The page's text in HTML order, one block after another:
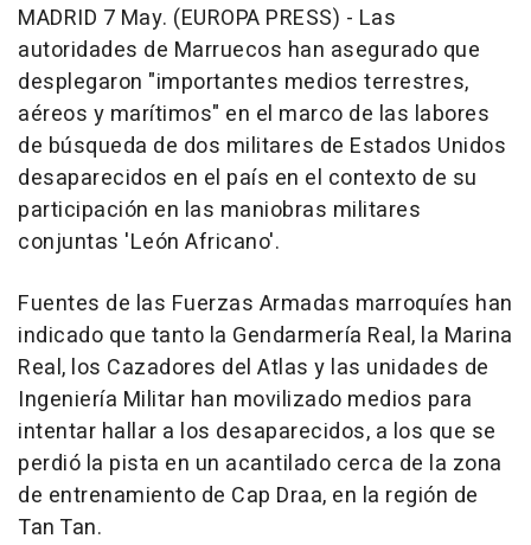
MADRID 7 May. (EUROPA PRESS) - Las
autoridades de Marruecos han asegurado que
desplegaron "importantes medios terrestres,
aéreos y marítimos" en el marco de las labores
de búsqueda de dos militares de Estados Unidos
desaparecidos en el país en el contexto de su
participación en las maniobras militares
conjuntas 'León Africano'.
Fuentes de las Fuerzas Armadas marroquíes han
indicado que tanto la Gendarmería Real, la Marina
Real, los Cazadores del Atlas y las unidades de
Ingeniería Militar han movilizado medios para
intentar hallar a los desaparecidos, a los que se
perdió la pista en un acantilado cerca de la zona
de entrenamiento de Cap Draa, en la región de
Tan Tan.